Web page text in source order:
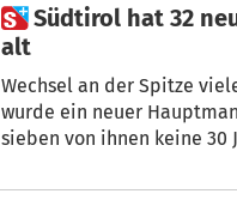
 Südtirol hat 32 neue Schützenhauptleute – der jüngste ist 24 Jahre
alt
Wechsel an der Spitze
wurde ein neuer Hauptmann gewählt. Gar einige
sieben von ihnen keine 30
Mitglieder, das sich auf